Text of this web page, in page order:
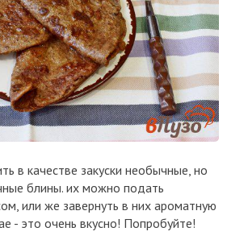
в качестве закуски необычные, но
блины. их можно подать
или же завернуть в них ароматную
- это очень вкусно! Попробуйте!